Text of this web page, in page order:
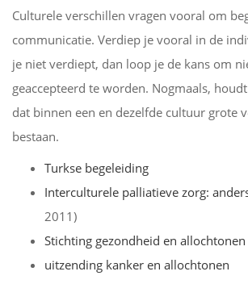
Culturele verschillen vragen vooral om
communicatie. Verdiep je vooral in de
je niet verdiept, dan loop je de kans om
geaccepteerd te worden. Nogmaals,
dat binnen een en dezelfde cultuur grote
bestaan.
Turkse begeleiding
Interculturele palliatieve zorg:
2011)
Stichting gezondheid en allochtonen
uitzending kanker en allochtonen